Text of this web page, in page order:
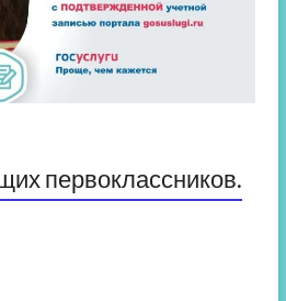
первоклассников.